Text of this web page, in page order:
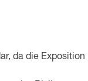
da die Exposition